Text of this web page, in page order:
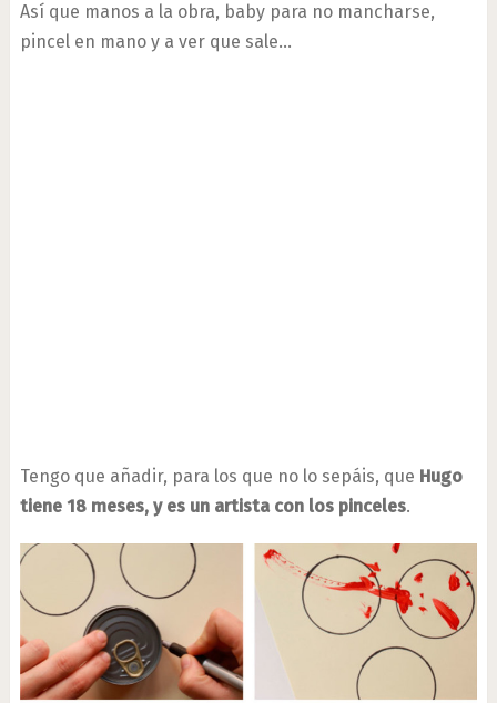
Así que manos a la obra, baby para no mancharse,
pincel en mano y a ver que sale…
Tengo que añadir, para los que no lo sepáis, que Hugo
tiene 18 meses, y es un artista con los pinceles.